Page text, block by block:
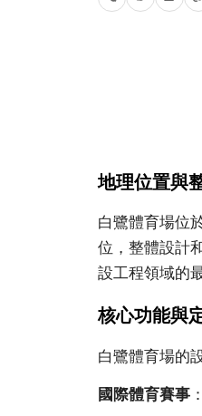
地理位置與
白鷺體育場位
位，整體設計
設工程領域
核心功能與
白鷺體育場的
國際體育賽事